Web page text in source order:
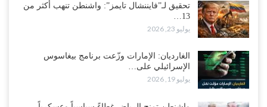
“حضرموت“| الانتقالي يناقش تشكيل لجان أهلية بأهم مناطق النفط..
وتلميحات إماراتية إلى انتقال التصعيد نحو الخيار العسكري..!
مع اختفاء وزيرة واستقالة آخر وصراع على السفارات.. أزمة المحاصصة
تعصف بحكومة عدن..!
تحقيق لـ”فايننشال تايمز”: واشنطن تنهب أكثر من
13…
يوليو 23, 2026
الغارديان: الإمارات وزّعت برنامج بيغاسوس
الإسرائيلي على…
يوليو 19, 2026